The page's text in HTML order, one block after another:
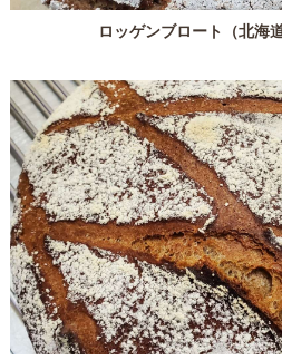
ロッゲンブロート（北海